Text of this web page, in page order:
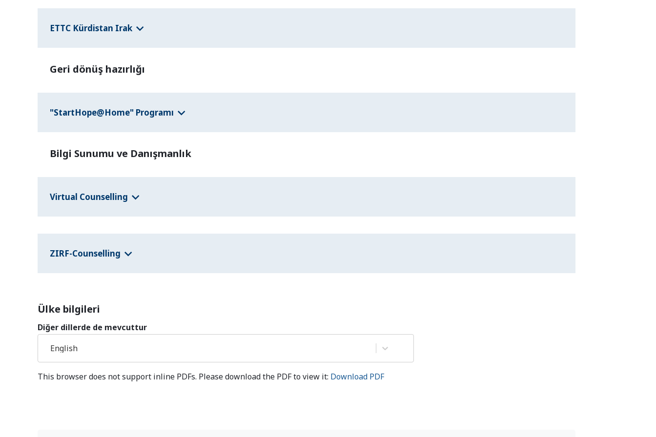
ETTC Kürdistan Irak
Geri dönüş hazırlığı
"StartHope@Home" Programı
Bilgi Sunumu ve Danışmanlık
Virtual Counselling
ZIRF-Counselling
Ülke bilgileri
Diğer dillerde de mevcuttur
English
This browser does not support inline PDFs. Please download the PDF to view it: Download PDF